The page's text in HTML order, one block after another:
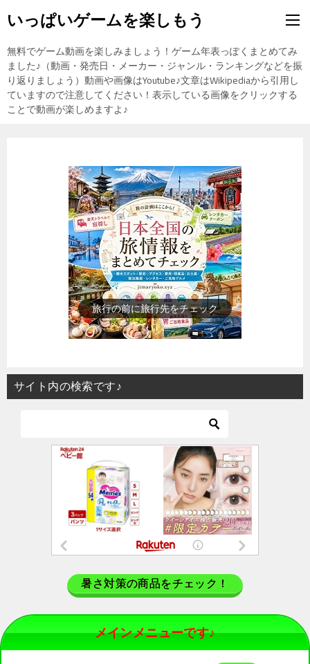
いっぱいゲームを楽しもう
無料でゲーム動画を楽しみましょう！ゲーム年表っぽくまとめてみ
ました♪（動画・発売日・メーカー・ジャンル・ランキングなどを振
り返りましょう）動画や画像はYoutube♪文章はWikipediaから引用し
ていますので注意してください！表示している画像をクリックする
ことで動画が楽しめますよ♪
歴史上の人物を動画で勉強
サイト内の検索です♪
暑さ対策の商品をチェック！
メインメニューです♪